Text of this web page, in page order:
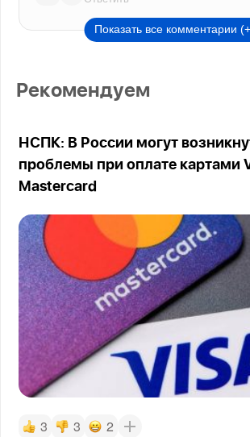
Показать все комментарии
Рекомендуем
НСПК: В России могут
проблемы при оплате картами
Mastercard
3 3 2